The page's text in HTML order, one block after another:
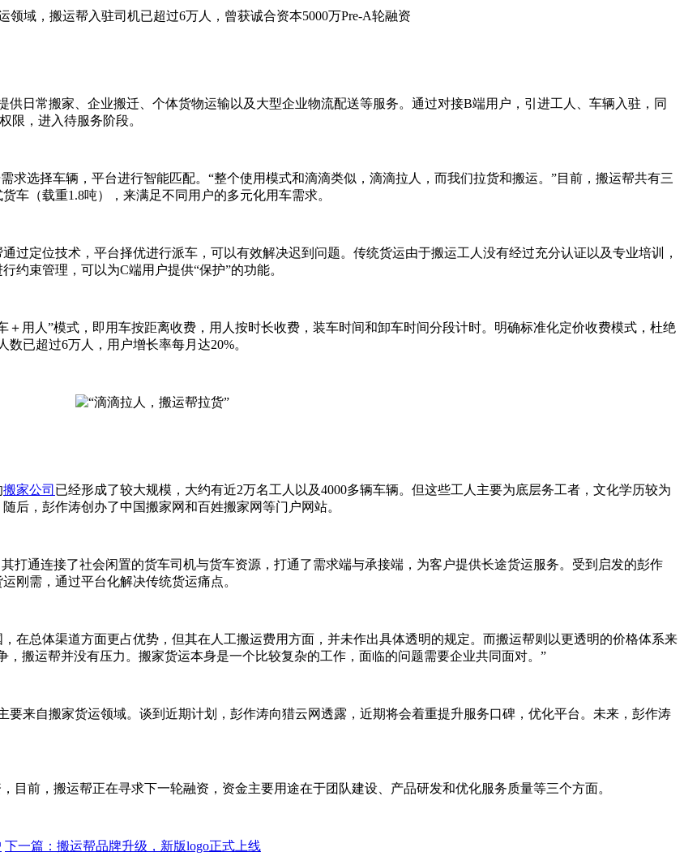
日常搬家、企业搬迁、个体货物运输以及大型企业物流配送等服务。通过对接B端用户，引进工人、车辆入驻，同
限，进入待服务阶段。
求选择车辆，平台进行智能匹配。“整个使用模式和滴滴类似，滴滴拉人，而我们拉货和搬运。”目前，搬运帮共有三
车（载重1.8吨），来满足不同用户的多元化用车需求。
过定位技术，平台择优进行派车，可以有效解决迟到问题。传统货运由于搬运工人没有经过充分认证以及专业培训，
约束管理，可以为C端用户提供“保护”的功能。
用人”模式，即用车按距离收费，用人按时长收费，装车时间和卸车时间分段计时。明确标准化定价收费模式，杜绝
已超过6万人，用户增长率每月达20%。
搬家公司 已经形成了较大规模，大约有近2万名工人以及4000多辆车辆。但这些工人主要为底层务工者，文化学历较为
后，彭作涛创办了中国搬家网和百姓搬家网等门户网站。
打通连接了社会闲置的货车司机与货车资源，打通了需求端与承接端，为客户提供长途货运服务。受到启发的彭作
刚需，通过平台化解决传统货运痛点。
在总体渠道方面更占优势，但其在人工搬运费用方面，并未作出具体透明的规定。而搬运帮则以更透明的价格体系来
搬运帮并没有压力。搬家货运本身是一个比较复杂的工作，面临的问题需要企业共同面对。”
要来自搬家货运领域。谈到近期计划，彭作涛向猎云网透露，近期将会着重提升服务口碑，优化平台。未来，彭作涛
目前，搬运帮正在寻求下一轮融资，资金主要用途在于团队建设、产品研发和优化服务质量等三个方面。
下一篇：搬运帮品牌升级，新版logo正式上线